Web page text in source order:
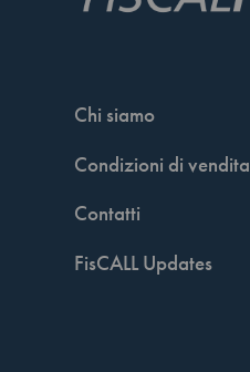
Chi siamo
Condizioni di vendita
Contatti
FisCALL Updates